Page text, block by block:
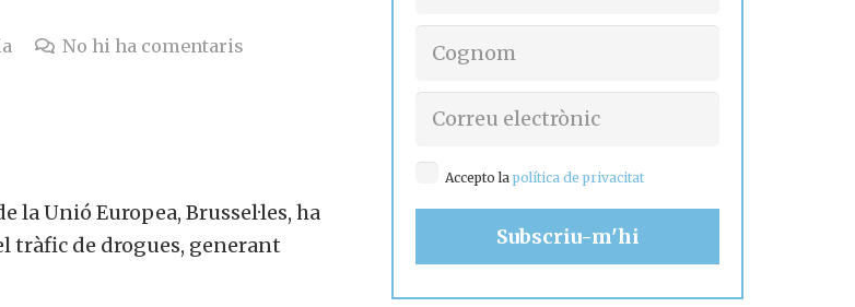
No hi ha comentaris
Unió Europea, Brussel·les, ha
tràfic de drogues, generant
Accepto lapolítica de privacitat